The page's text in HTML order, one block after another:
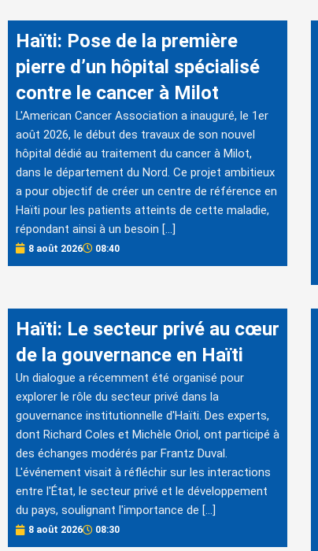
Haïti: Pose de la première
pierre d’un hôpital spécialisé
contre le cancer à Milot
L'American Cancer Association a inauguré, le 1er
août 2026, le début des travaux de son nouvel
hôpital dédié au traitement du cancer à Milot,
dans le département du Nord. Ce projet ambitieux
a pour objectif de créer un centre de référence en
Haïti pour les patients atteints de cette maladie,
répondant ainsi à un besoin […]
8 août 2026 08:40
Haïti: Le secteur privé au cœur
de la gouvernance en Haïti
Un dialogue a récemment été organisé pour
explorer le rôle du secteur privé dans la
gouvernance institutionnelle d'Haïti. Des experts,
dont Richard Coles et Michèle Oriol, ont participé à
des échanges modérés par Frantz Duval.
L'événement visait à réfléchir sur les interactions
entre l'État, le secteur privé et le développement
du pays, soulignant l'importance de […]
8 août 2026 08:30